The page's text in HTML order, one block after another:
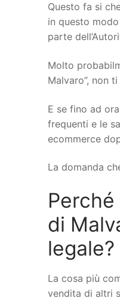
Questo fa si
in questo
parte
Molto
Malvaro”, non
E se fino ad
frequenti e le
ecommerce
La domanda
di
legale?
La cosa più
vendita di altri